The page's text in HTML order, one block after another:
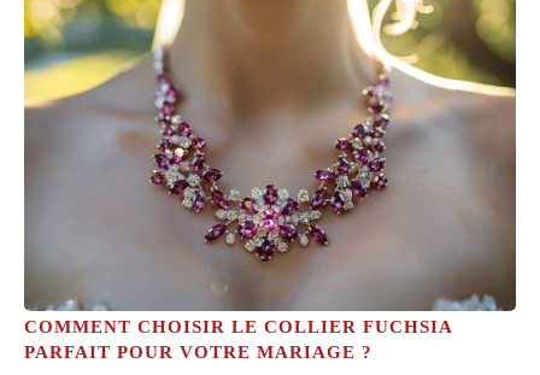
COMMENT CHOISIR LE COLLIER FUCHSIA
PARFAIT POUR VOTRE MARIAGE ?